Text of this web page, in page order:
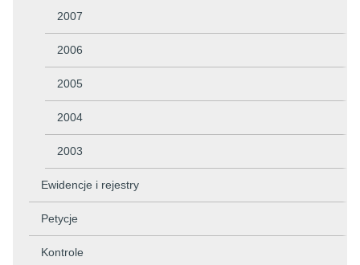
2007
2006
2005
2004
2003
Ewidencje i rejestry
Petycje
Kontrole